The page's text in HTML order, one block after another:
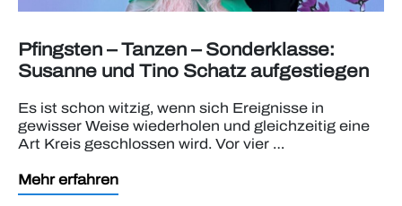
Pfingsten – Tanzen – Sonderklasse:
Susanne und Tino Schatz aufgestiegen
Es ist schon witzig, wenn sich Ereignisse in
gewisser Weise wiederholen und gleichzeitig eine
Art Kreis geschlossen wird. Vor vier …
Mehr erfahren